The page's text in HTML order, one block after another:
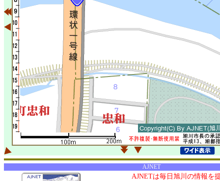
AJNET
AJNETは毎日旭川の情報を